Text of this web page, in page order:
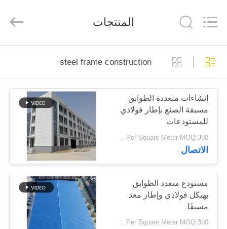
منزل،
بيت
منتجات
أشرطة
فيديو
عرض
الواقع
الافتراضي
Engineering
Co.,Ltd.
Reserved.
المنتجات
steel frame construction
إنشاءات متعددة الطوابق
مسبقة الصنع بإطار فولاذي
للمستودعات
USD29-USD99 Per Square Meter MOQ:300 مترا مربعا
الاتصال
مستودع متعدد الطوابق
بهيكل فولاذي وإطار معد
مسبقًا
USD29-USD99 Per Square Meter MOQ:300 متر مربع